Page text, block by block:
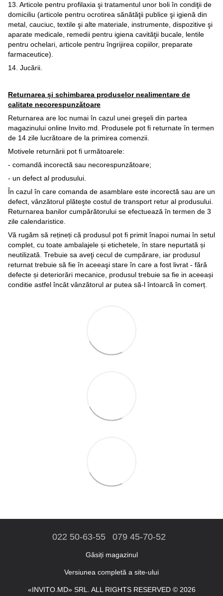
13. Articole pentru profilaxia şi tratamentul unor boli în condiţii de
domiciliu (articole pentru ocrotirea sănătăţii publice şi igienă din
metal, cauciuc, textile şi alte materiale, instrumente, dispozitive şi
aparate medicale, remedii pentru igiena cavităţii bucale, lentile
pentru ochelari, articole pentru îngrijirea copiilor, preparate
farmaceutice).
14. Jucării.
Returnarea și schimbarea produselor nealimentare de
calitate necorespunzătoare
Returnarea are loc numai în cazul unei greşeli din partea
magazinului online Invito.md. Produsele pot fi returnate în termen
de 14 zile lucrătoare de la primirea comenzii.
Motivele returnării pot fi următoarele:
- comandă incorectă sau necorespunzătoare;
- un defect al produsului.
În cazul în care comanda de asamblare este incorectă sau are un
defect, vânzătorul plăteşte costul de transport retur al produsului.
Returnarea banilor cumpărătorului se efectuează în termen de 3
zile calendaristice.
Vă rugăm să rețineți că produsul pot fi primit înapoi numai în setul
complet, cu toate ambalajele și etichetele, în stare nepurtată și
neutilizată. Trebuie sa aveţi cecul de cumpărare, iar produsul
returnat trebuie să fie în aceeaşi stare în care a fost livrat - fără
defecte și deteriorări mecanice, produsul trebuie sa fie in aceeași
conditie astfel încât vânzătorul ar putea să-l întoarcă în comerț.
022 50-63-55 079 45-70-52
Găsiți magazinul
Versiunea completă a site-ului
«INVITO.MD» SRL. ALL RIGHTS RESERVED © 2026